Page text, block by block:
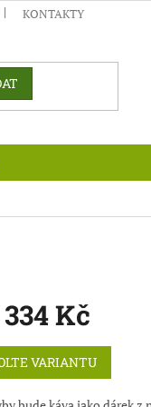
KONTAKTY
334 Kč
VARIANTU